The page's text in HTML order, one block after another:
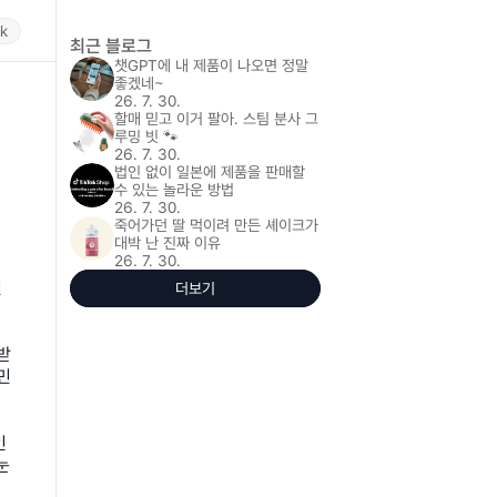
최근 블로그
챗GPT에 내 제품이 나오면 정말
좋겠네~
26. 7. 30.
할매 믿고 이거 팔아. 스팀 분사 그
루밍 빗 🐾
26. 7. 30.
법인 없이 일본에 제품을 판매할
수 있는 놀라운 방법
26. 7. 30.
죽어가던 딸 먹이려 만든 셰이크가
대박 난 진짜 이유
26. 7. 30.
더보기